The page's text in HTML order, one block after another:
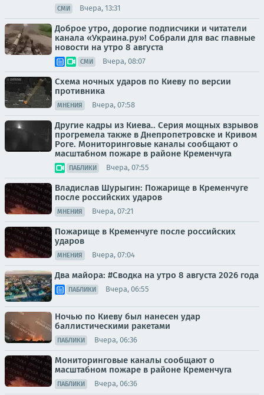
СМИ Вчера, 13:31
Доброе утро, дорогие подписчики и читатели
канала «Украина.ру»! Собрали для вас главные
новости на утро 8 августа
СМИ Вчера, 08:07
Схема ночных ударов по Киеву по версии
противника
МНЕНИЯ Вчера, 07:58
Другие кадры из Киева.. Серия мощных взрывов
прогремела также в Днепропетровске и Кривом
Роге. Мониторинговые каналы сообщают о
масштабном пожаре в районе Кременчуга
ПАБЛИКИ Вчера, 07:55
Владислав Шурыгин: Пожарище в Кременчуге
после российских ударов
МНЕНИЯ Вчера, 07:21
Пожарище в Кременчуге после российских
ударов
МНЕНИЯ Вчера, 07:04
Два майора: #Сводка на утро 8 августа 2026 года
ПАБЛИКИ Вчера, 06:55
Ночью по Киеву был нанесен удар
баллистическими ракетами
ПАБЛИКИ Вчера, 06:36
Мониторинговые каналы сообщают о
масштабном пожаре в районе Кременчуга
ПАБЛИКИ Вчера, 06:36